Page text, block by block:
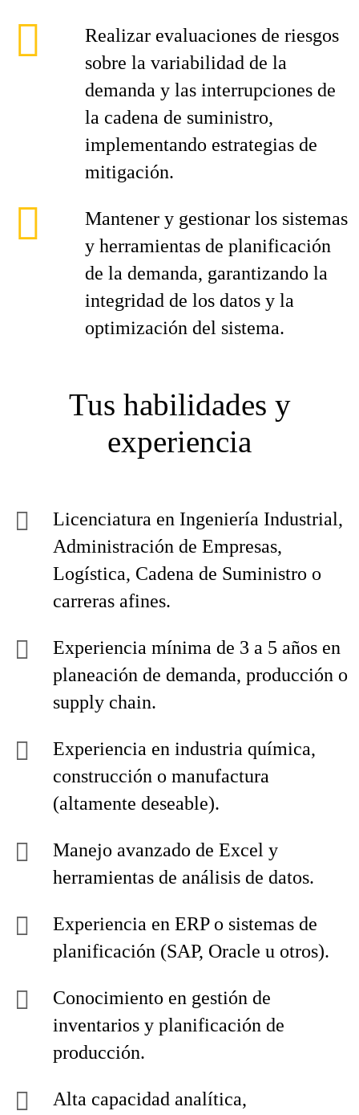
Realizar evaluaciones de riesgos
sobre la variabilidad de la
demanda y las interrupciones de
la cadena de suministro,
implementando estrategias de
mitigación.
Mantener y gestionar los sistemas
y herramientas de planificación
de la demanda, garantizando la
integridad de los datos y la
optimización del sistema.
Tus habilidades y
experiencia
Licenciatura en Ingeniería Industrial,
Administración de Empresas,
Logística, Cadena de Suministro o
carreras afines.
Experiencia mínima de 3 a 5 años en
planeación de demanda, producción o
supply chain.
Experiencia en industria química,
construcción o manufactura
(altamente deseable).
Manejo avanzado de Excel y
herramientas de análisis de datos.
Experiencia en ERP o sistemas de
planificación (SAP, Oracle u otros).
Conocimiento en gestión de
inventarios y planificación de
producción.
Alta capacidad analítica,